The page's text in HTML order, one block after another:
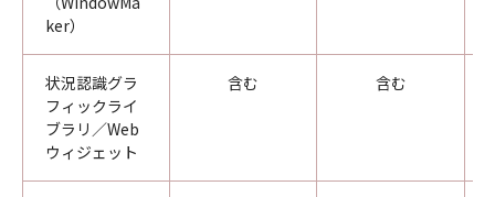
ker）
状況認識グラ
フィックライ
ブラリ／Web
ウィジェット
含む 含む